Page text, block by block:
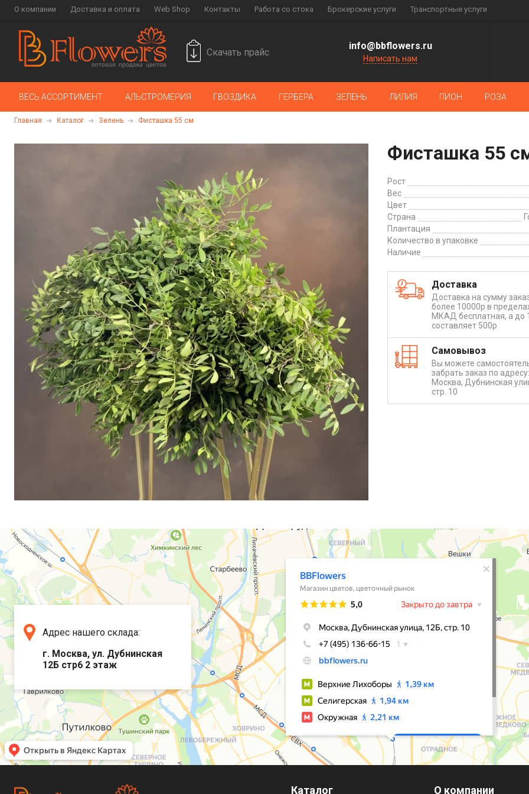
О компании Доставка и оплата Web Shop Контакты Работа со стока Брокерские услуги Транспортные услуги
Скачать прайс
info@bbflowers.ru
Написать нам
ВЕСЬ АССОРТИМЕНТ АЛЬСТРОМЕРИЯ ГВОЗДИКА ГЕРБЕРА ЗЕЛЕНЬ ЛИЛИЯ ПИОН РОЗА
Главная Каталог Зелень Фисташка 55 см
Фисташка 55
Рост
Вес
Цвет
Страна
Плантация
Количество в упаковке
Наличие
Доставка
Доставка на сумму
более 10000р в
МКАД бесплатная, а до
составляет 500р
Самовывоз
Вы можете
забрать заказ по адресу:
Москва, Дубнинская
стр. 10
Адрес нашего склада:
г. Москва, ул. Дубнинская
12Б стр6 2 этаж
Каталог О компании